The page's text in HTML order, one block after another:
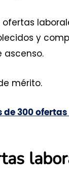
y
ascenso.
mérito.
de 300